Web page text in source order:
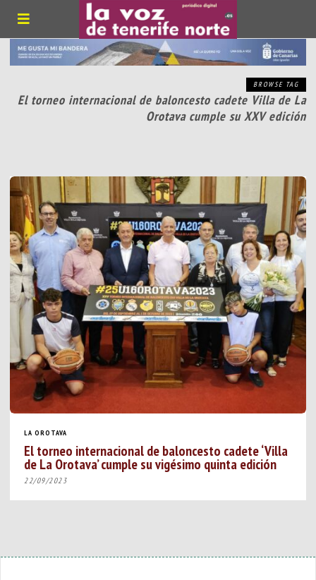
BROWSE TAG
El torneo internacional de baloncesto cadete Villa de La
Orotava cumple su XXV edición
LA OROTAVA
El torneo internacional de baloncesto cadete ‘Villa
de La Orotava’ cumple su vigésimo quinta edición
22/09/2023